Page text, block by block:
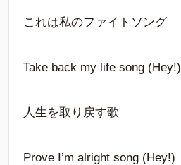
これは私のファイトソング
Take back my life song (Hey!)
人生を取り戻す歌
Prove I’m alright song (Hey!)